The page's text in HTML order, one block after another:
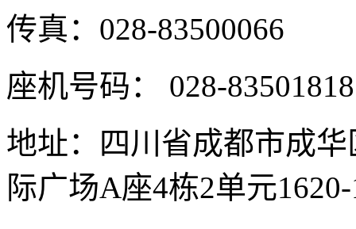
传真： 028-83500066
座机号码：
028-83501818
地址：
四川省成都市成
际广场A座4栋2单元